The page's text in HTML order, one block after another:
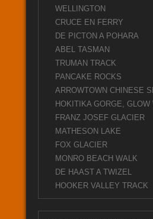
WELLINGTON
CRUCE EN FERRY
DE PICTON A POHARA
ABEL TASMAN
TRUMAN TRACK
PANCAKE ROCKS
ARROWTOWN CHINESE
HOKITIKA GORGE, GLOW
FRANZ JOSEF GLACIER
MATHESON LAKE
FOX GLACIER
MONRO BEACH WALK
DE HAAST A TWIZEL
HOOKER VALLEY TRACK